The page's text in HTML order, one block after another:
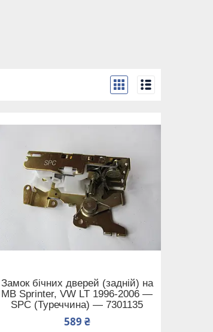
Замок бічних дверей (задній) на
MB Sprinter, VW LT 1996-2006 —
SPC (Туреччина) — 7301135
589 ₴